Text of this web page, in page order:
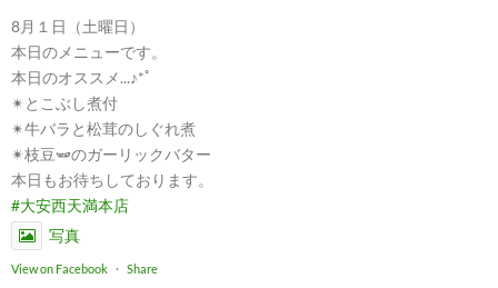
8月１日（土曜日）
本日のメニューです。
本日のオススメ...♪*ﾟ
✴︎とこぶし煮付
✴︎牛バラと松茸のしぐれ煮
✴︎枝豆🫛のガーリックバター
本日もお待ちしております。
#大安西天満本店
写真
View on Facebook · Share